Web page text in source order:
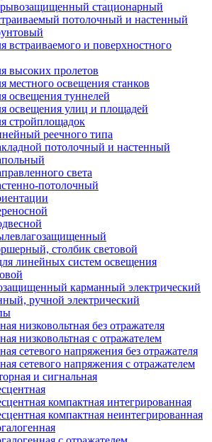
стационарный
потолочный и настенный
встраиваемого и поверхностного
высоких пролетов
местного освещения станков
освещения туннелей
освещения улиц и площадей
стройплощадок
реечного типа
потолочный и настенный
света
потолочный
столбик световой
линейных систем освещения
карманный электрический
ручной электрический
низковольтная без отражателя
низковольтная с отражателем
сетевого напряжения без отражателя
сетевого напряжения с отражателем
и сигнальная
компактная интегрированная
компактная неинтегрированная